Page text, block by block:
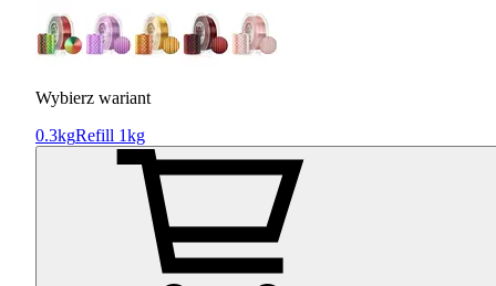
Wybierz wariant
0.3kgRefill 1kg